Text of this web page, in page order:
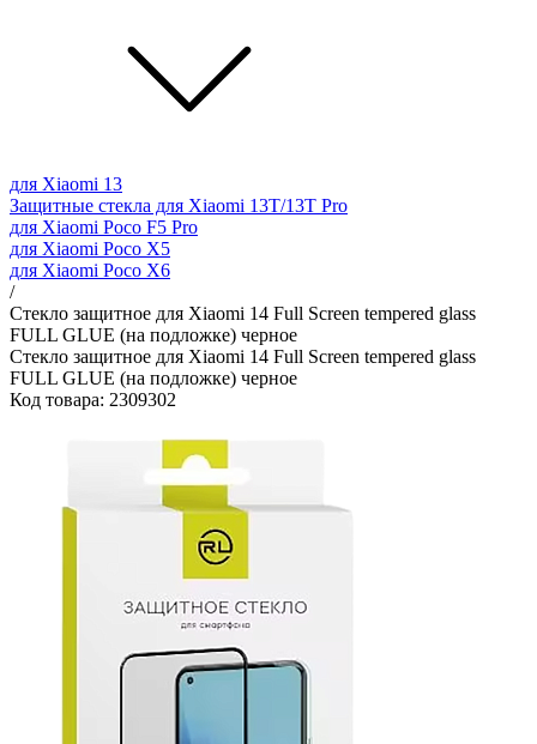
для Xiaomi 13
Защитные стекла для Xiaomi 13T/13T Pro
для Xiaomi Poco F5 Pro
для Xiaomi Poco X5
для Xiaomi Poco X6
/
Стекло защитное для Xiaomi 14 Full Screen tempered glass
FULL GLUE (на подложке) черное
Стекло защитное для Xiaomi 14 Full Screen tempered glass
FULL GLUE (на подложке) черное
Код товара: 2309302